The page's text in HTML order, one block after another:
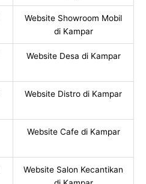
Website Showroom Mobil
di Kampar
Website Desa di Kampar
Website Distro di Kampar
Website Cafe di Kampar
Website Salon Kecantikan